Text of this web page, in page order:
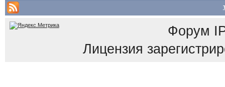
Форум
Лицензия